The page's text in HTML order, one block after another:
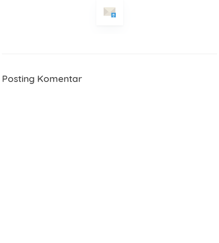
Posting Komentar